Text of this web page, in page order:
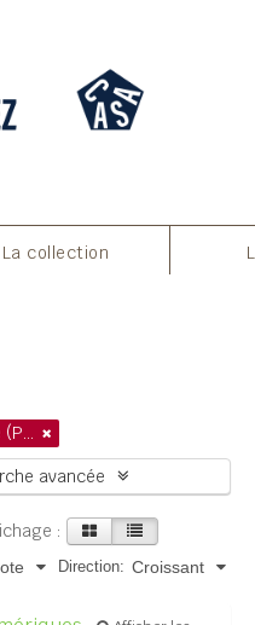
La collection
Bibliothèque nationale de France (Paris)
avancée
:
Direction: Croissant